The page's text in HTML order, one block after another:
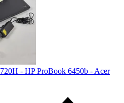
- HP ProBook 6450b - Acer